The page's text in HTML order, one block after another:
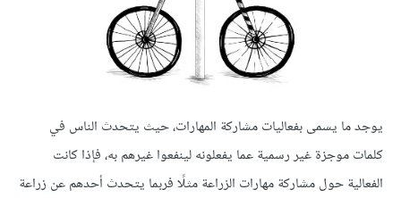
يوجد ما يسمى بفعاليات مشاركة المهارات، حيث يتحدث الناس في
كلمات موجزة غير رسمية عما يفعلونه لينفعوا غيرهم به، فإذا كانت
الفعالية حول مشاركة مهارات الزراعة مثلًا فربما يتحدث أحدهم عن زراعة